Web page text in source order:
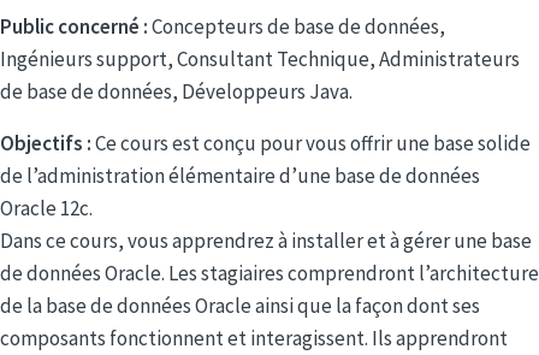
Public concerné :Concepteurs de base de données,
Ingénieurs support, Consultant Technique, Administrateurs
de base de données, Développeurs Java.
Objectifs :Ce cours est conçu pour vous offrir une base solide
de l’administration élémentaire d’une base de données
Oracle 12c.
Dans ce cours, vous apprendrez à installer et à gérer une base
de données Oracle. Les stagiaires comprendront l’architecture
de la base de données Oracle ainsi que la façon dont ses
composants fonctionnent et interagissent. Ils apprendront